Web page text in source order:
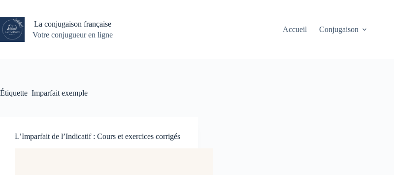
contenu
La conjugaison française
Votre conjugueur en ligne
Accueil Conjugaison
Étiquette Imparfait exemple
L’Imparfait de l’Indicatif : Cours et exercices corrigés